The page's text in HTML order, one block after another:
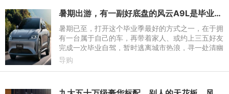
暑期出游，有一副好底盘的风云A9L是毕业季最好的礼物
暑期已至，打开这个毕业季最好的方式之一，在于拥
有一台属于自己的车，再带着家人、或约上三五好友
完成一次毕业自驾，暂时逃离城市热浪，寻一处清幽
的山林溪流纳凉。而在抵达目的地之前，要攻克长途
导购